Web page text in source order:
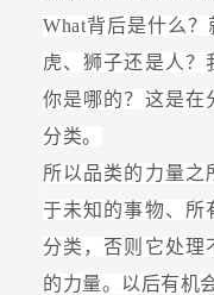
What背后是什么
虎、狮子还是人？
你是哪的？这是在
分类。
所以品类的力量之
于未知的事物、所
分类，否则它处理
的力量。以后有机